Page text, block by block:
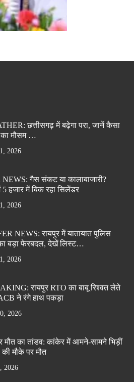
छत्तीसगढ़ में बढ़ेगा परा, जानें कैसा
मौसम …
2026
गैस संकट या कालाबाजारी?
5 हजार में बिक रहा सिलेंडर
2026
NEWS: रायपुर में यातायात पुलिस
का बड़ा फेरबदल, देखें लिस्ट…
2026
रायपुर RTO का बाबू रिश्वत लेते
ने रंगे हाथ पकड़ा
2026
मौत का तांडव: कांकेर में आमने-सामने भिड़ीं
मौके पर मौत
2026